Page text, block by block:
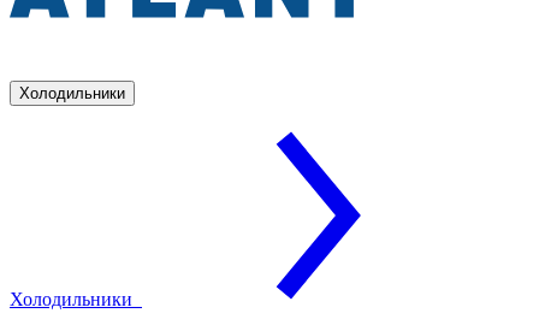
Холодильники
Холодильники